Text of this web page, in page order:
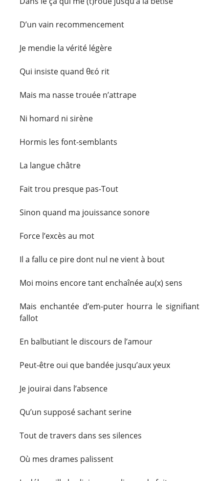
D’un vain recommencement
Je mendie la vérité légère
Qui insiste quand θεό rit
Mais ma nasse trouée n’attrape
Ni homard ni sirène
Hormis les font-semblants
La langue châtre
Fait trou presque pas-Tout
Sinon quand ma jouissance sonore
Force l’excès au mot
Il a fallu ce pire dont nul ne vient à bout
Moi moins encore tant enchaînée au(x) sens
Mais enchantée d’em-puter hourra le signifiant
fallot
En balbutiant le discours de l’amour
Peut-être oui que bandée jusqu’aux yeux
Je jouirai dans l’absence
Qu’un supposé sachant serine
Tout de travers dans ses silences
Où mes drames palissent